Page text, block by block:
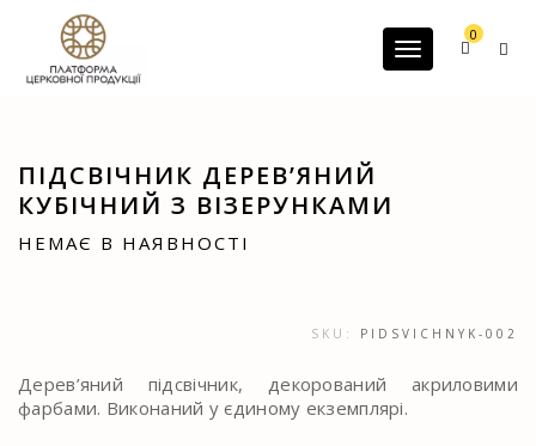
G-60JZFMNRBC
Toggle
0
ПІДСВІЧНИК ДЕРЕВ’ЯНИЙ
КУБІЧНИЙ З ВІЗЕРУНКАМИ
НЕМАЄ В НАЯВНОСТІ
SKU: PIDSVICHNYK-002
Дерев’яний підсвічник, декорований акриловими
фарбами. Виконаний у єдиному екземплярі.